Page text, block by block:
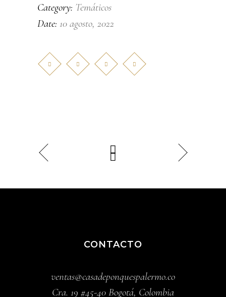
Category: Temáticos
Date: 10 agosto, 2022
CONTACTO
ventas@casadeponquespalermo.co
Cra. 19 #45-40 Bogotá, Colombia